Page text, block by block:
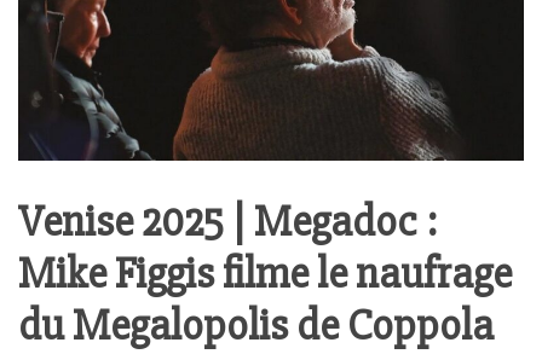
Venise 2025 | Megadoc :
Mike Figgis filme le naufrage
du Megalopolis de Coppola